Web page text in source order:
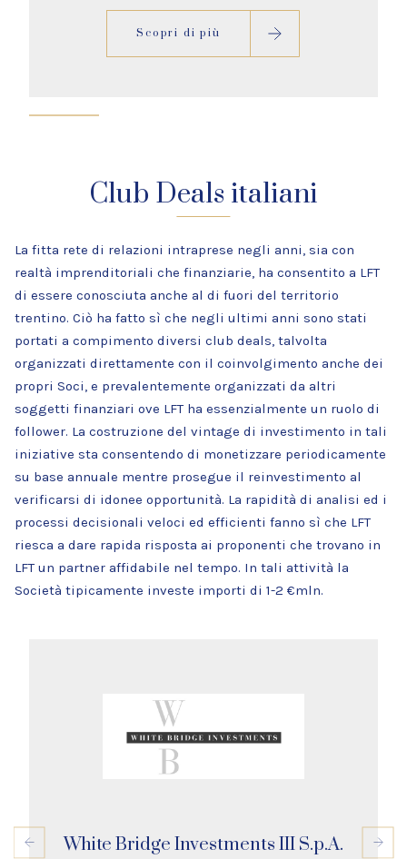
Scopri di più
Club Deals italiani
La fitta rete di relazioni intraprese negli anni, sia con
realtà imprenditoriali che finanziarie, ha consentito a LFT
di essere conosciuta anche al di fuori del territorio
trentino. Ciò ha fatto sì che negli ultimi anni sono stati
portati a compimento diversi club deals, talvolta
organizzati direttamente con il coinvolgimento anche dei
propri Soci, e prevalentemente organizzati da altri
soggetti finanziari ove LFT ha essenzialmente un ruolo di
follower. La costruzione del vintage di investimento in tali
iniziative sta consentendo di monetizzare periodicamente
su base annuale mentre prosegue il reinvestimento al
verificarsi di idonee opportunità. La rapidità di analisi ed i
processi decisionali veloci ed efficienti fanno sì che LFT
riesca a dare rapida risposta ai proponenti che trovano in
LFT un partner affidabile nel tempo. In tali attività la
Società tipicamente investe importi di 1-2 €mln.
White Bridge Investments III S.p.A.